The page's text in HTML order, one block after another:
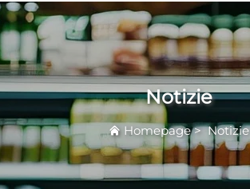
Notizie
Homepage>Notizie